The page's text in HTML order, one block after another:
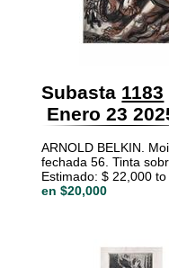
Subasta 1183
Enero 23
ARNOLD BELKIN.
fechada 56. Tinta
Estimado: $ 22,000 to
en $20,000